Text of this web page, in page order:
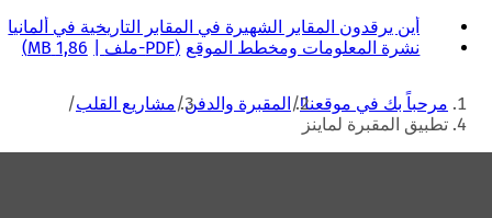
أين يرقدون المقابر الشهيرة في المقابر التاريخية في ألمانيا
نشرة المعلومات ومخطط الموقع PDF-ملف 1,86 MB
أنت
هنا
مرحباً بك في موقعنا! المقبرة والدفن مشاريع القلب
تطبيق المقبرة لماينز